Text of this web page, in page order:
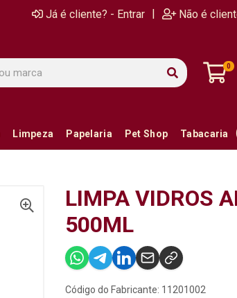
Já é cliente? - Entrar | Não é
0
Limpeza Papelaria Pet Shop Tabacaria
LIMPA VIDROS
500ML
Código do Fabricante: 11201002